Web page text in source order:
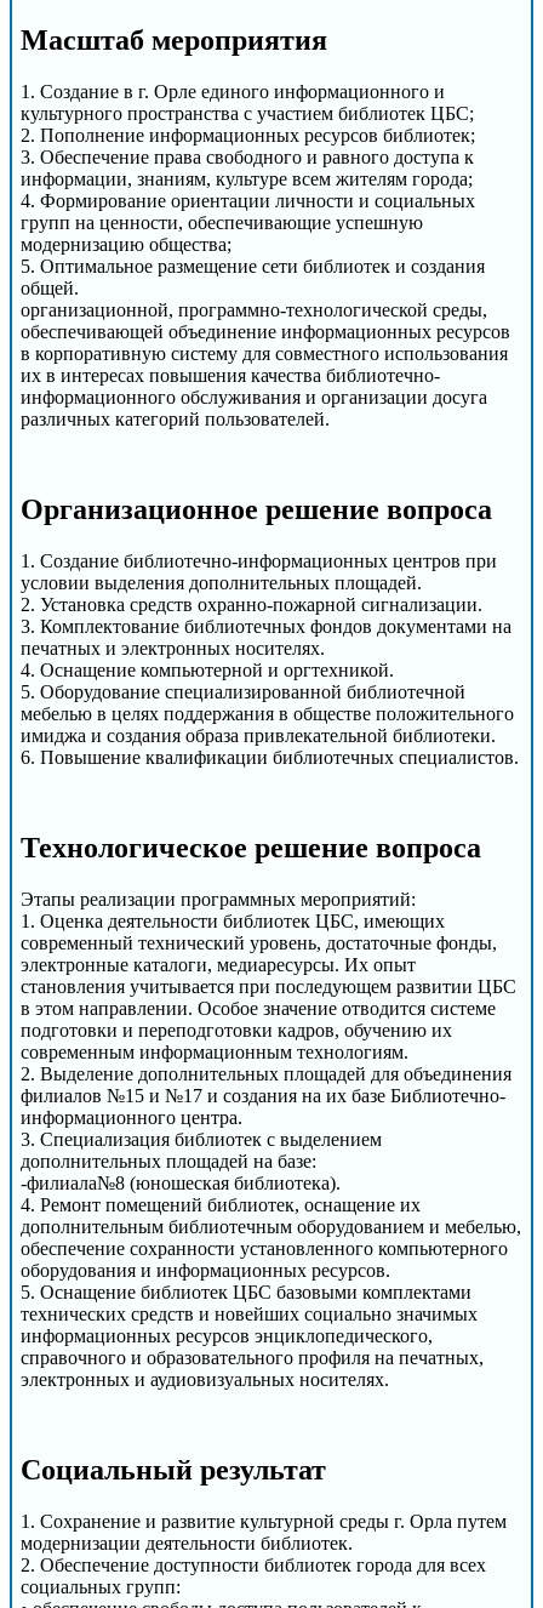
Масштаб мероприятия
1. Создание в г. Орле единого информационного и
культурного пространства с участием библиотек ЦБС;
2. Пополнение информационных ресурсов библиотек;
3. Обеспечение права свободного и равного доступа к
информации, знаниям, культуре всем жителям города;
4. Формирование ориентации личности и социальных
групп на ценности, обеспечивающие успешную
модернизацию общества;
5. Оптимальное размещение сети библиотек и создания
общей.
организационной, программно-технологической среды,
обеспечивающей объединение информационных ресурсов
в корпоративную систему для совместного использования
их в интересах повышения качества библиотечно-
информационного обслуживания и организации досуга
различных категорий пользователей.
Организационное решение вопроса
1. Создание библиотечно-информационных центров при
условии выделения дополнительных площадей.
2. Установка средств охранно-пожарной сигнализации.
3. Комплектование библиотечных фондов документами на
печатных и электронных носителях.
4. Оснащение компьютерной и оргтехникой.
5. Оборудование специализированной библиотечной
мебелью в целях поддержания в обществе положительного
имиджа и создания образа привлекательной библиотеки.
6. Повышение квалификации библиотечных специалистов.
Технологическое решение вопроса
Этапы реализации программных мероприятий:
1. Оценка деятельности библиотек ЦБС, имеющих
современный технический уровень, достаточные фонды,
электронные каталоги, медиаресурсы. Их опыт
становления учитывается при последующем развитии ЦБС
в этом направлении. Особое значение отводится системе
подготовки и переподготовки кадров, обучению их
современным информационным технологиям.
2. Выделение дополнительных площадей для объединения
филиалов №15 и №17 и создания на их базе Библиотечно-
информационного центра.
3. Специализация библиотек с выделением
дополнительных площадей на базе:
-филиала№8 (юношеская библиотека).
4. Ремонт помещений библиотек, оснащение их
дополнительным библиотечным оборудованием и мебелью,
обеспечение сохранности установленного компьютерного
оборудования и информационных ресурсов.
5. Оснащение библиотек ЦБС базовыми комплектами
технических средств и новейших социально значимых
информационных ресурсов энциклопедического,
справочного и образовательного профиля на печатных,
электронных и аудиовизуальных носителях.
Cоциальный результат
1. Сохранение и развитие культурной среды г. Орла путем
модернизации деятельности библиотек.
2. Обеспечение доступности библиотек города для всех
социальных групп: